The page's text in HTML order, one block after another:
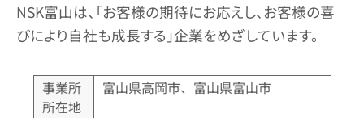
NSK富山は、「お客様の期待にお応えし、お客様の喜
びにより自社も成長する」企業をめざしています。
事業所
所在地
富山県高岡市、富山県富山市